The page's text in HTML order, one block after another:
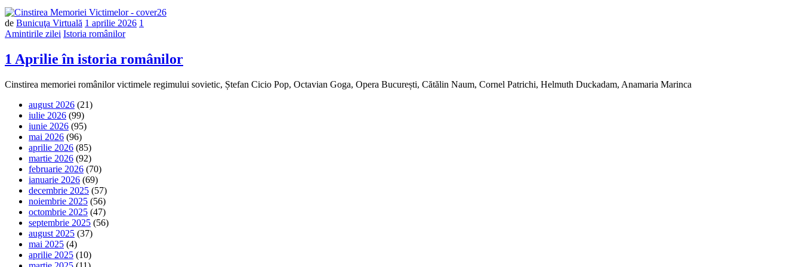
de Bunicuţa Virtuală 1 aprilie 2026 1
Amintirile zilei Istoria românilor
1 Aprilie în istoria românilor
Cinstirea memoriei românilor victimele regimului sovietic, Ștefan Cicio Pop, Octavian Goga, Opera București, Cătălin Naum, Cornel Patrichi, Helmuth Duckadam, Anamaria Marinca
august 2026 (21)
iulie 2026 (99)
iunie 2026 (95)
mai 2026 (96)
aprilie 2026 (85)
martie 2026 (92)
februarie 2026 (70)
ianuarie 2026 (69)
decembrie 2025 (57)
noiembrie 2025 (56)
octombrie 2025 (47)
septembrie 2025 (56)
august 2025 (37)
mai 2025 (4)
aprilie 2025 (10)